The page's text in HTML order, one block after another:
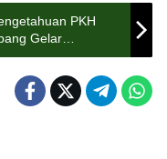
PKH
Gelar
Pilar Sosial